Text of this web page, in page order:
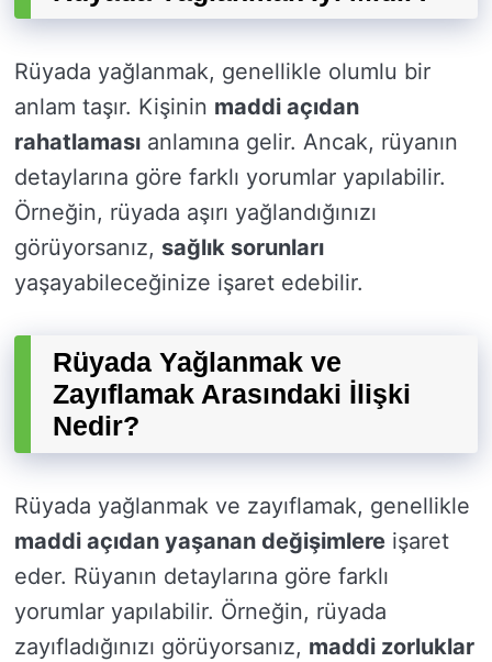
Rüyada yağlanmak, genellikle olumlu bir
anlam taşır. Kişinin maddi açıdan
rahatlaması anlamına gelir. Ancak, rüyanın
detaylarına göre farklı yorumlar yapılabilir.
Örneğin, rüyada aşırı yağlandığınızı
görüyorsanız, sağlık sorunları
yaşayabileceğinize işaret edebilir.
Rüyada Yağlanmak ve
Zayıflamak Arasındaki İlişki
Nedir?
Rüyada yağlanmak ve zayıflamak, genellikle
maddi açıdan yaşanan değişimlere işaret
eder. Rüyanın detaylarına göre farklı
yorumlar yapılabilir. Örneğin, rüyada
zayıfladığınızı görüyorsanız, maddi zorluklar